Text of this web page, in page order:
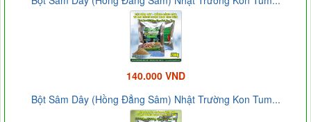
140.000 VND
Bột Sâm Dây (Hồng Đẳng Sâm) Nhật Trường Kon Tum...